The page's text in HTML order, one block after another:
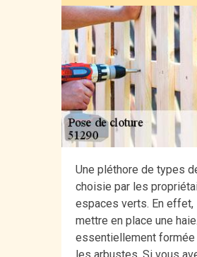
Une pléthore de types
choisie par les
espaces verts. En
mettre en place une
essentiellement formée
les arbustes. Si vous